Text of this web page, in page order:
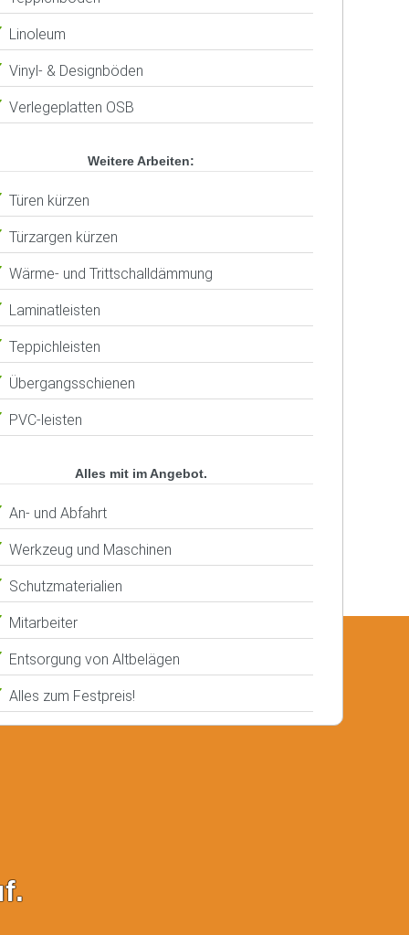
Linoleum
Vinyl- & Designböden
Verlegeplatten OSB
Weitere Arbeiten:
Türen kürzen
Türzargen kürzen
Wärme- und Trittschalldämmung
Laminatleisten
Teppichleisten
Übergangsschienen
PVC-leisten
Alles mit im Angebot.
An- und Abfahrt
Werkzeug und Maschinen
Schutzmaterialien
Mitarbeiter
Entsorgung von Altbelägen
Alles zum Festpreis!